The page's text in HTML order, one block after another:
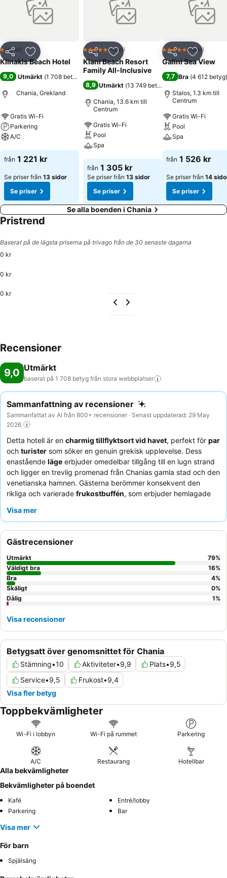
Dela Lägg till i Mina Favoriter
1 Stjärnor
Hotell
Klinakis Beach Hotel
9,0 Utmärkt (1 708 betyg
Chania, Grekland
Gratis Wi-Fi
Parkering
A/C
Se priser
från 1 221 kr
Se priser från 13 sidor
Se priser
Dela Lägg till i Mina Favoriter
5 StjärnorHotell
Kiani Beach Resort
Family All-Inclusive
8,9 Utmärkt (13 749 betyg
Chania, 13.6 km till
Centrum
Gratis Wi-Fi
Pool
Spa
Se priser
från 1 305 kr
Se priser från 13 sidor
Se priser
Dela Lägg till
5 StjärnorHotell
Galini Sea View
7,7 Bra (4 612 betyg)
Stalos, 1.3 km till
Centrum
Gratis Wi-Fi
Pool
Spa
Se priser
från 1 526 kr
Se priser från 14
Se priser
Se alla boenden i Chania
Pristrend
Baserat på de lägsta priserna på trivago från de 30 senaste dagarna
0 kr
0 kr
0 kr
Recensioner
9,0 Utmärkt
baserat på 1 708 betyg från stora webbplatser
Sammanfattning av recensioner
Sammanfattat av AI från 800+ recensioner · Senast uppdaterad: 29 May
2026
Detta hotell är en charmig tillflyktsort vid havet, perfekt för par
och turister som söker en genuin grekisk upplevelse. Dess
enastående läge erbjuder omedelbar tillgång till en lugn strand
och ligger en trevlig promenad från Chanias gamla stad och den
venetianska hamnen. Gästerna berömmer konsekvent den
rikliga och varierade frukostbuffén, som erbjuder hemlagade
över havet.
sig som en del av familjen. För den bästa upplevelsen, överväg
att be om ett rum med
uppskatta de fridfulla omgivningarna.
Visa mer
Betygsatt över genomsnittet för Chania
Stämning•10 Aktiviteter•9,9 Plats•9,5
Service•9,5 Frukost•9,4
Visa fler betyg
Gästrecensioner
Utmärkt 79%
Väldigt bra
16%
Bra
4%
Skäligt
0%
Dålig
1%
Visa recensioner
Toppbekvämligheter
Wi-Fi i lobbyn Wi-Fi på rummet Parkering
A/C Restaurang Hotellbar
Alla bekvämligheter
Bekvämligheter på boendet
Kafé
Entré/lobby
Parkering
Bar
Visa mer
För barn
Spjälsäng